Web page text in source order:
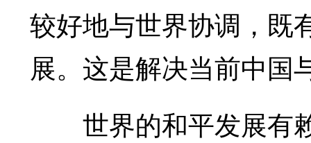
较好地与世界协调，既
展。这是解决当前中国
世界的和平发展有